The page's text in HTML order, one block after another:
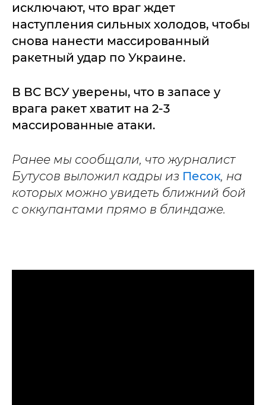
исключают, что враг ждет
наступления сильных холодов, чтобы
снова нанести массированный
ракетный удар по Украине.
В ВС ВСУ уверены, что в запасе у
врага ракет хватит на 2-3
массированные атаки.
Ранее мы сообщали, что журналист
Бутусов выложил кадры из Песок, на
которых можно увидеть ближний бой
с оккупантами прямо в блиндаже.